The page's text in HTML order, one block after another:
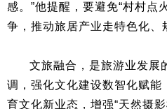
感。”他提醒，要避免“村村点
争，推动旅居产业走特色化、
文旅融合，是旅游业发展
调，强化文化建设数智化赋能
育文化新业态，增强“天然摄